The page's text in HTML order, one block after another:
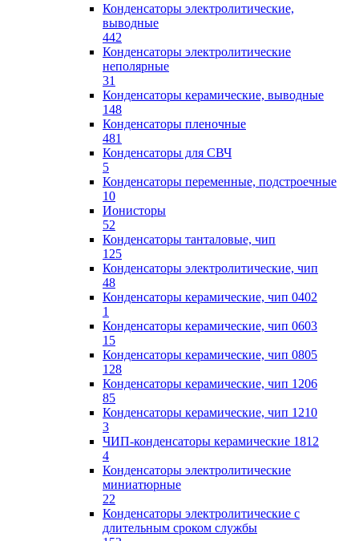
Конденсаторы электролитические,
выводные
442
Конденсаторы электролитические
неполярные
31
Конденсаторы керамические, выводные
148
Конденсаторы пленочные
481
Конденсаторы для СВЧ
5
Конденсаторы переменные, подстроечные
10
Ионисторы
52
Конденсаторы танталовые, чип
125
Конденсаторы электролитические, чип
48
Конденсаторы керамические, чип 0402
1
Конденсаторы керамические, чип 0603
15
Конденсаторы керамические, чип 0805
128
Конденсаторы керамические, чип 1206
85
Конденсаторы керамические, чип 1210
3
ЧИП-конденсаторы керамические 1812
4
Конденсаторы электролитические
миниатюрные
22
Конденсаторы электролитические с
длительным сроком службы